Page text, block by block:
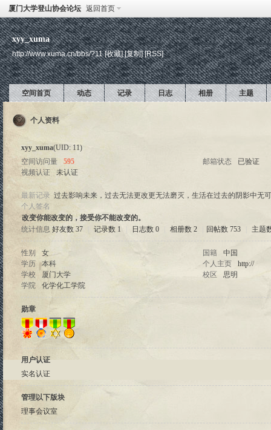
厦门大学登山协会论坛 返回首页
xyy_xuma
http://www.xuma.cn/bbs/?11 [收藏] [复制] [RSS]
空间首页 动态 记录 日志 相册 主题
个人资料
xyy_xuma(UID: 11)
空间访问量
595 邮箱状态
已验证
视频认证
未认证
最新记录 过去影响未来，过去无法更改更无法磨灭，生活在过去的阴影中无
个人签名
改变你能改变的，接受你不能改变的。
统计信息 好友数 37 记录数 1 日志数 0 相册数 2 回帖数 753 主题
性别 女 国籍
中国
学历
本科 个人主页
http://
学校
厦门大学 校区
思明
学院
化学化工学院
勋章
用户认证
实名认证
管理以下版块
理事会议室